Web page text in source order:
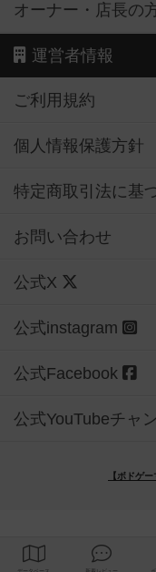
オーナー・店長の
運営者情報
ご利用規約
個人情報保護方針
特定商取引法に基
お問い合わせ
公式X
公式instagram
公式Facebook
公式YouTubeチャ
【ボドゲ